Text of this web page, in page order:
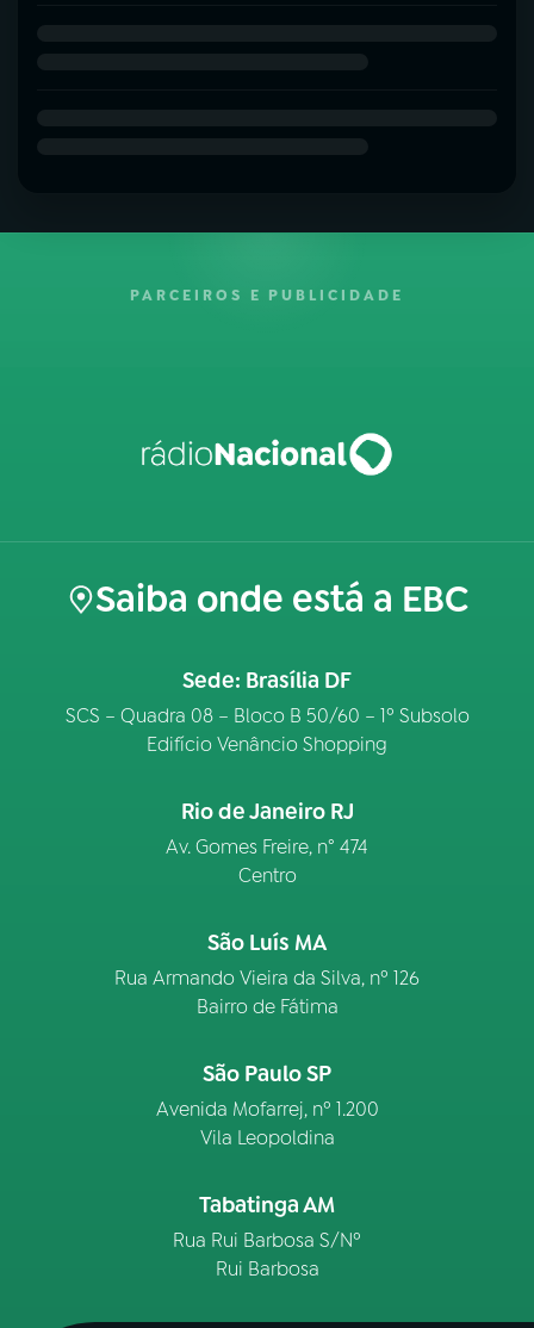
PARCEIROS E PUBLICIDADE
Saiba onde está a EBC
Sede: Brasília DF
SCS – Quadra 08 – Bloco B 50/60 – 1º Subsolo
Edifício Venâncio Shopping
Rio de Janeiro RJ
Av. Gomes Freire, n° 474
Centro
São Luís MA
Rua Armando Vieira da Silva, nº 126
Bairro de Fátima
São Paulo SP
Avenida Mofarrej, nº 1.200
Vila Leopoldina
Tabatinga AM
Rua Rui Barbosa S/Nº
Rui Barbosa